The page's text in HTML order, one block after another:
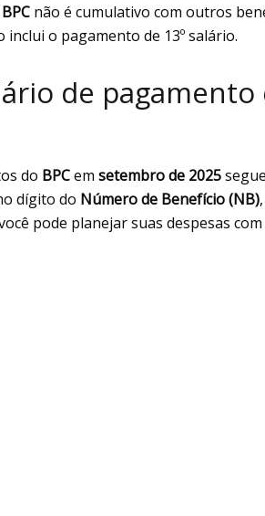
BPC não é cumulativo com outros
inclui o pagamento de 13º salário.
de
do BPCem setembro de 2025
dígito do Número de Benefício (NB)
pode planejar suas despesas